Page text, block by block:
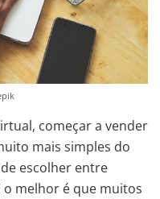
começar a vender
mais simples do
escolher entre
o melhor é que muitos